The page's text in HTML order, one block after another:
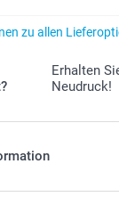
zu allen
Erhalten
Neudruck!